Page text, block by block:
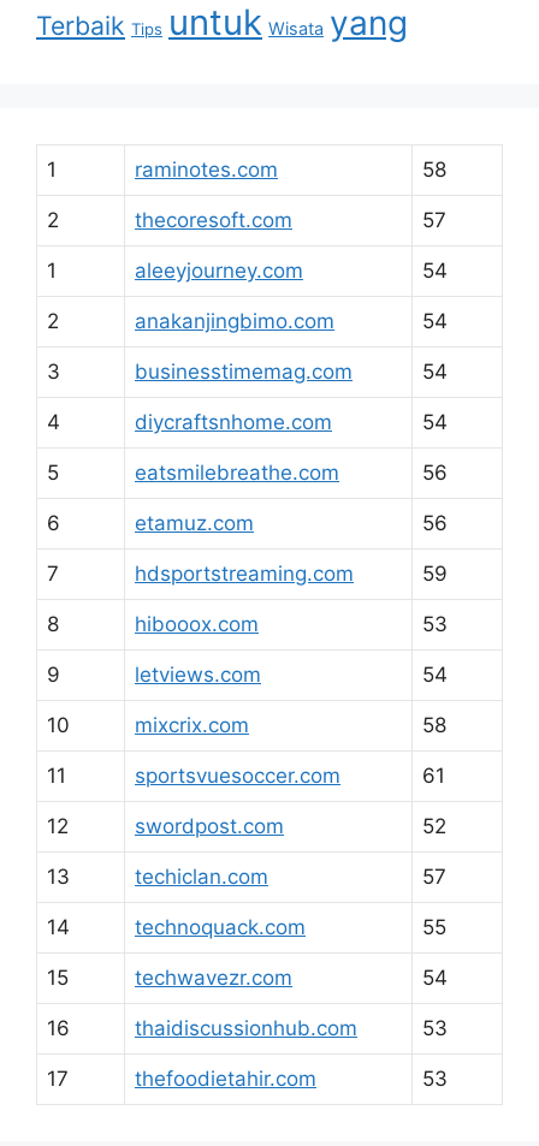
Terbaik Tips untuk Wisata yang
1 raminotes.com 58
2 thecoresoft.com 57
1 aleeyjourney.com 54
2 anakanjingbimo.com 54
3 businesstimemag.com 54
4 diycraftsnhome.com 54
5 eatsmilebreathe.com 56
6 etamuz.com 56
7 hdsportstreaming.com 59
8 hibooox.com 53
9 letviews.com 54
10 mixcrix.com 58
11 sportsvuesoccer.com 61
12 swordpost.com 52
13 techiclan.com 57
14 technoquack.com 55
15 techwavezr.com 54
16 thaidiscussionhub.com 53
17 thefoodietahir.com 53